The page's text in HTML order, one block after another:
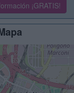
¡GRATIS!